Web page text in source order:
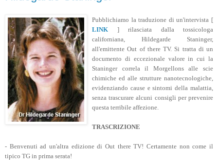
Daniele Silvestri, Angela Finocchiaro, Nichi Vendola,
Le foto sono di R. Schirer e F. Corradini.
Gianfranco alle07:07 Nessun commento:
Condividi
domenica 21 novembre 2010
Morgellons: intervista alla Dottoressa
Hildegarde Staninger